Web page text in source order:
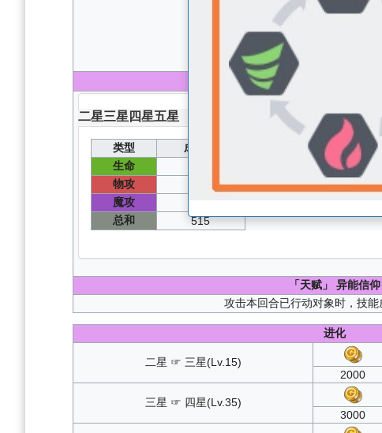
100级 无圣器无核心无能源
二星三星 四星五星
类型 成长值 类型
生命
速度
物攻
387 物防
魔攻
412 魔防
总和
515
「天赋」
异能信仰
攻击本回合已行动对象时，技
进化
二星 ☞ 三星(Lv.15)
2000
三星 ☞ 四星(Lv.35)
3000